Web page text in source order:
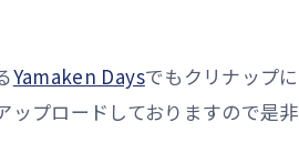
Yamaken Daysでもクリナップに
ップロードしておりますので是非